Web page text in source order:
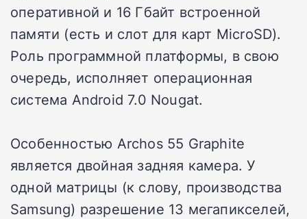
оперативной и 16 Гбайт встроенной
памяти (есть и слот для карт MicroSD).
Роль программной платформы, в свою
очередь, исполняет операционная
система Android 7.0 Nougat.
Особенностью Archos 55 Graphite
является двойная задняя камера. У
одной матрицы (к слову, производства
Samsung) разрешение 13 мегапикселей,